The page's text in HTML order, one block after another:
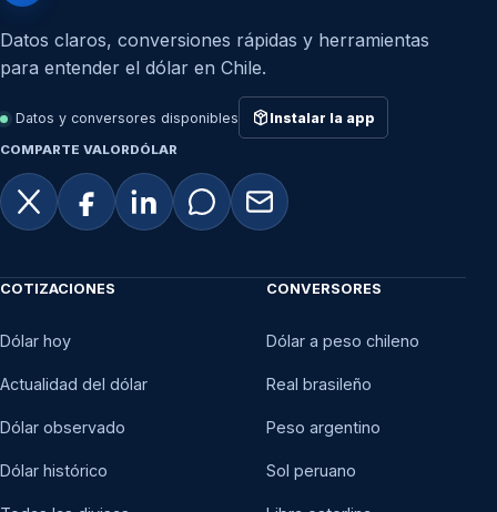
Datos claros, conversiones rápidas y herramientas
para entender el dólar en Chile.
Datos y conversores disponibles Instalar la app
COMPARTE VALORDÓLAR
COTIZACIONES
Dólar hoy
Actualidad del dólar
Dólar observado
Dólar histórico
CONVERSORES
Dólar a peso chileno
Real brasileño
Peso argentino
Sol peruano